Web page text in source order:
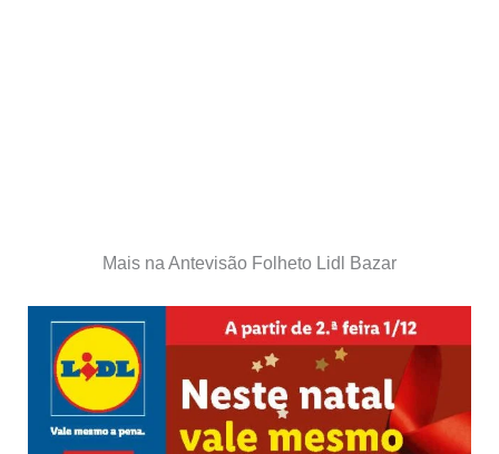
Mais na Antevisão Folheto Lidl Bazar